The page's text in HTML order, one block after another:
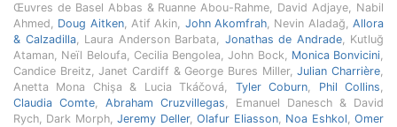
Œuvres de Basel Abbas & Ruanne Abou-Rahme, David Adjaye, Nabil
Ahmed, Doug Aitken, Atif Akin, John Akomfrah, Nevin Aladağ,Allora
& Calzadilla, Laura Anderson Barbata, Jonathas de Andrade, Kutluğ
Ataman, Neïl Beloufa, Cecilia Bengolea, John Bock, Monica Bonvicini,
Candice Breitz, Janet Cardiff & George Bures Miller,Julian Charrière,
Anetta Mona Chişa & Lucia Tkáčová, Tyler Coburn, Phil Collins,
Claudia Comte, Abraham Cruzvillegas, Emanuel Danesch & David
Rych, Dark Morph,Jeremy Deller,Olafur Eliasson, Noa Eshkol,Omer